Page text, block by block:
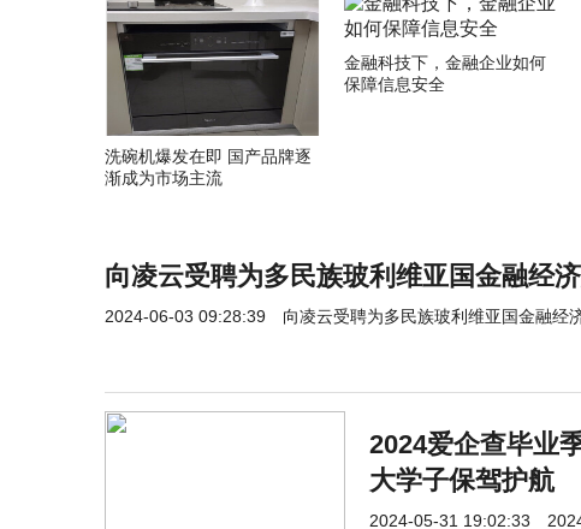
洗碗机爆发在即 国产品牌逐
渐成为市场主流
金融科技下，金融企业如何
保障信息安全
向凌云受聘为多民族玻利维亚国金融经
2024-06-03 09:28:39 向凌云受聘为多民族玻利维亚国金融经
2024爱企查毕业
大学子保驾护航
2024-05-31 19:02:33